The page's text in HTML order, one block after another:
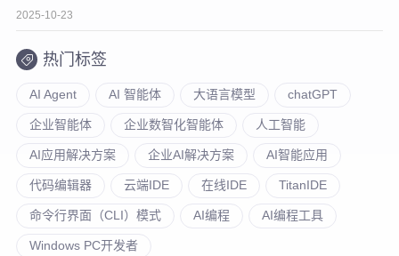
2025-10-23
热门标签
AI Agent AI 智能体 大语言模型 chatGPT
企业智能体 企业数智化智能体 人工智能
AI应用解决方案 企业AI解决方案 AI智能应用
代码编辑器 云端IDE 在线IDE TitanIDE
命令行界面（CLI）模式 AI编程 AI编程工具
Windows PC开发者